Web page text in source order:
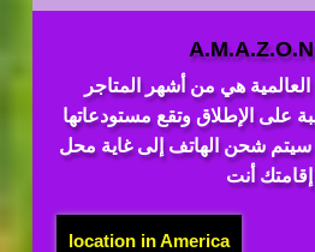
العالمية هي من أشهر المتاجر
على الإطلاق وتقع مستودعاتها
سيتم شحن الهاتف إلى غاية محل
إقامتك أنت
location in America